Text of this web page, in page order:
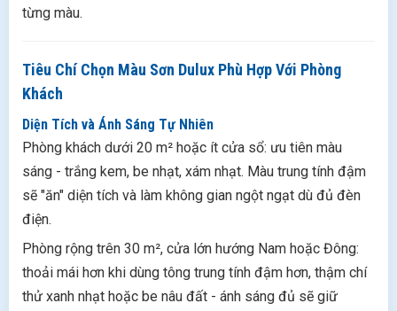
từng màu.
Tiêu Chí Chọn Màu Sơn Dulux Phù Hợp Với Phòng
Khách
Diện Tích và Ánh Sáng Tự Nhiên
Phòng khách dưới 20 m² hoặc ít cửa sổ: ưu tiên màu
sáng - trắng kem, be nhạt, xám nhạt. Màu trung tính đậm
sẽ "ăn" diện tích và làm không gian ngột ngạt dù đủ đèn
điện.
Phòng rộng trên 30 m², cửa lớn hướng Nam hoặc Đông:
thoải mái hơn khi dùng tông trung tính đậm hơn, thậm chí
thử xanh nhạt hoặc be nâu đất - ánh sáng đủ sẽ giữ